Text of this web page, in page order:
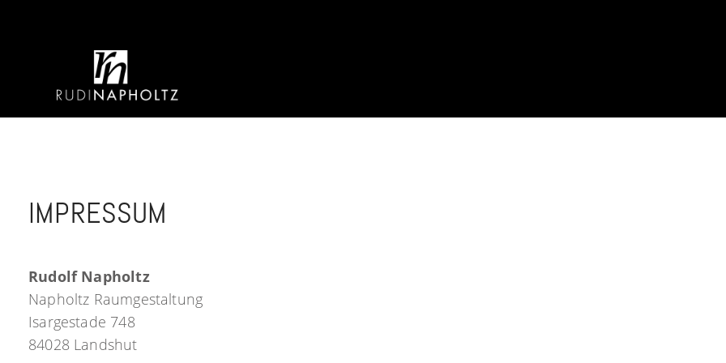
IMPRESSUM
Rudolf Napholtz
Napholtz Raumgestaltung
Isargestade 748
84028 Landshut